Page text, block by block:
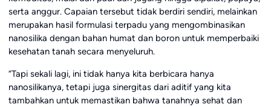
serta anggur. Capaian tersebut tidak berdiri sendiri, melainkan
merupakan hasil formulasi terpadu yang mengombinasikan
nanosilika dengan bahan humat dan boron untuk memperbaiki
kesehatan tanah secara menyeluruh.
“Tapi sekali lagi, ini tidak hanya kita berbicara hanya
nanosilikanya, tetapi juga sinergitas dari aditif yang kita
tambahkan untuk memastikan bahwa tanahnya sehat dan